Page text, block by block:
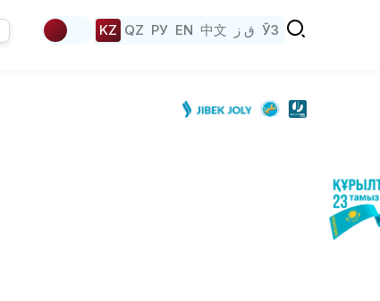
KZ QZ РУ EN 中文 ق ز ЎЗ